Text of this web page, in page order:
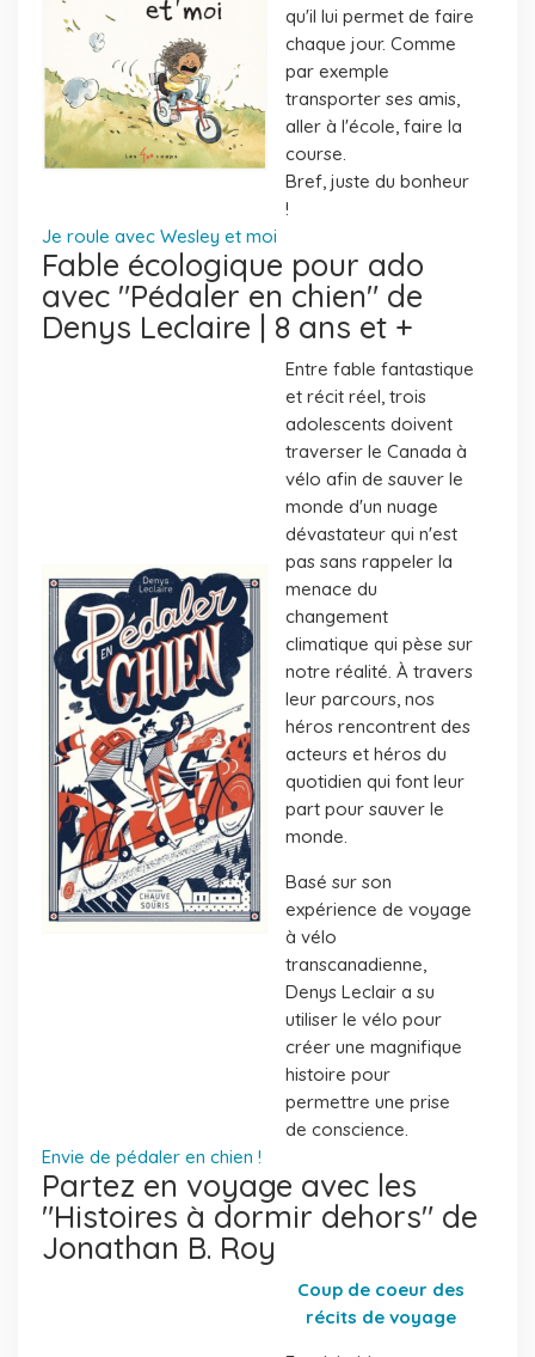
qu'il lui permet de faire
chaque jour. Comme
par exemple
transporter ses amis,
aller à l'école, faire la
course.
Bref, juste du bonheur
!
Je roule avec Wesley et moi
Fable écologique pour ado
avec "Pédaler en chien" de
Denys Leclaire | 8 ans et +
Entre fable fantastique
et récit réel, trois
adolescents doivent
traverser le Canada à
vélo afin de sauver le
monde d'un nuage
dévastateur qui n'est
pas sans rappeler la
menace du
changement
climatique qui pèse sur
notre réalité. À travers
leur parcours, nos
héros rencontrent des
acteurs et héros du
quotidien qui font leur
part pour sauver le
monde.
Basé sur son
expérience de voyage
à vélo
transcanadienne,
Denys Leclair a su
utiliser le vélo pour
créer une magnifique
histoire pour
permettre une prise
de conscience.
Envie de pédaler en chien !
Partez en voyage avec les
"Histoires à dormir dehors" de
Jonathan B. Roy
Coup de coeur des
récits de voyage